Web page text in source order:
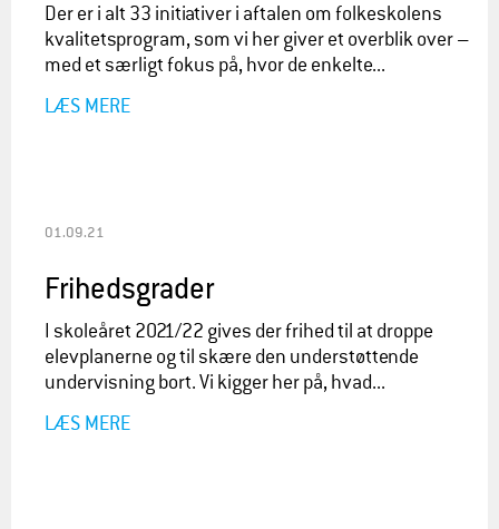
Der er i alt 33 initiativer i aftalen om folkeskolens
kvalitetsprogram, som vi her giver et overblik over –
med et særligt fokus på, hvor de enkelte...
LÆS MERE
01.09.21
Frihedsgrader
I skoleåret 2021/22 gives der frihed til at droppe
elevplanerne og til skære den understøttende
undervisning bort. Vi kigger her på, hvad...
LÆS MERE